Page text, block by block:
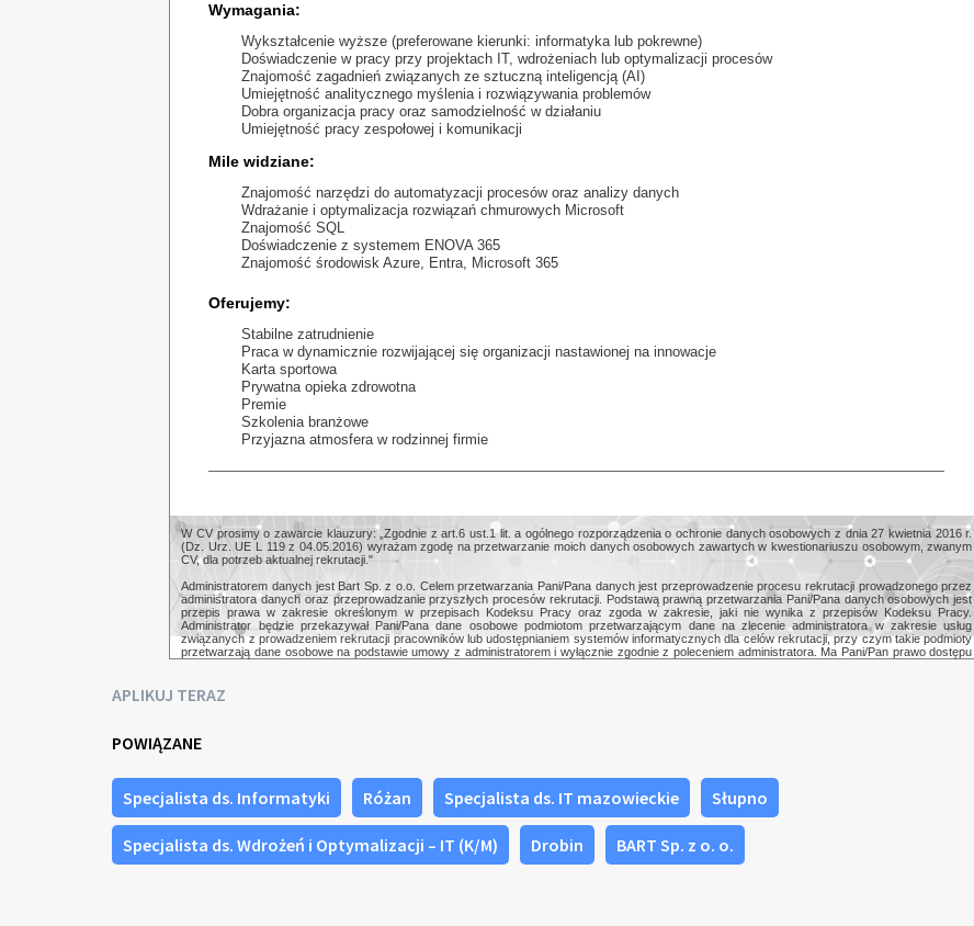
Wymagania:
Wykształcenie wyższe (preferowane kierunki: informatyka lub pokrewne)
Doświadczenie w pracy przy projektach IT, wdrożeniach lub optymalizacji procesów
Znajomość zagadnień związanych ze sztuczną inteligencją (AI)
Umiejętność analitycznego myślenia i rozwiązywania problemów
Dobra organizacja pracy oraz samodzielność w działaniu
Umiejętność pracy zespołowej i komunikacji
Mile widziane:
Znajomość narzędzi do automatyzacji procesów oraz analizy danych
Wdrażanie i optymalizacja rozwiązań chmurowych Microsoft
Znajomość SQL
Doświadczenie z systemem ENOVA 365
Znajomość środowisk Azure, Entra, Microsoft 365
Oferujemy:
Stabilne zatrudnienie
Praca w dynamicznie rozwijającej się organizacji nastawionej na innowacje
Karta sportowa
Prywatna opieka zdrowotna
Premie
Szkolenia branżowe
Przyjazna atmosfera w rodzinnej firmie
W CV prosimy o zawarcie klauzury: „Zgodnie z art.6 ust.1 lit. a ogólnego rozporządzenia o ochronie danych osobowych z dnia 27 kwietnia 2016 r.
(Dz. Urz. UE L 119 z 04.05.2016) wyrażam zgodę na przetwarzanie moich danych osobowych zawartych w kwestionariuszu osobowym, zwanym
CV, dla potrzeb aktualnej rekrutacji."
Administratorem danych jest Bart Sp. z o.o. Celem przetwarzania Pani/Pana danych jest przeprowadzenie procesu rekrutacji prowadzonego przez
administratora danych oraz przeprowadzanie przyszłych procesów rekrutacji. Podstawą prawną przetwarzania Pani/Pana danych osobowych jest
przepis prawa w zakresie określonym w przepisach Kodeksu Pracy oraz zgoda w zakresie, jaki nie wynika z przepisów Kodeksu Pracy.
Administrator będzie przekazywał Pani/Pana dane osobowe podmiotom przetwarzającym dane na zlecenie administratora w zakresie usług
związanych z prowadzeniem rekrutacji pracowników lub udostępnianiem systemów informatycznych dla celów rekrutacji, przy czym takie podmioty
przetwarzają dane osobowe na podstawie umowy z administratorem i wyłącznie zgodnie z poleceniem administratora. Ma Pani/Pan prawo dostępu
"Kariera" na dole strony.
APLIKUJ TERAZ
POWIĄZANE
Specjalista ds. Informatyki Różan Specjalista ds. IT mazowieckie Słupno
Specjalista ds. Wdrożeń i Optymalizacji – IT (K/M) Drobin BART Sp. z o. o.